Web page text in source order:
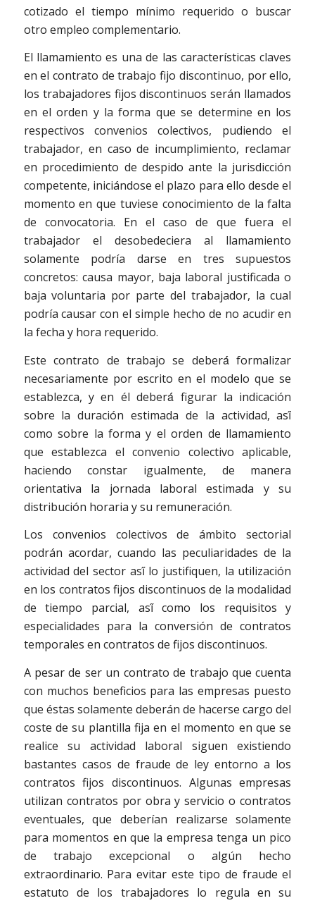
cotizado el tiempo mínimo requerido o buscar
otro empleo complementario.
El llamamiento es una de las características claves
en el contrato de trabajo fijo discontinuo, por ello,
los trabajadores fijos discontinuos serán llamados
en el orden y la forma que se determine en los
respectivos convenios colectivos, pudiendo el
trabajador, en caso de incumplimiento, reclamar
en procedimiento de despido ante la jurisdicción
competente, iniciándose el plazo para ello desde el
momento en que tuviese conocimiento de la falta
de convocatoria. En el caso de que fuera el
trabajador el desobedeciera al llamamiento
solamente podría darse en tres supuestos
concretos: causa mayor, baja laboral justificada o
baja voluntaria por parte del trabajador, la cual
podría causar con el simple hecho de no acudir en
la fecha y hora requerido.
Este contrato de trabajo se deberá́ formalizar
necesariamente por escrito en el modelo que se
establezca, y en él deberá́ figurar la indicación
sobre la duración estimada de la actividad, así́
como sobre la forma y el orden de llamamiento
que establezca el convenio colectivo aplicable,
haciendo constar igualmente, de manera
orientativa la jornada laboral estimada y su
distribución horaria y su remuneración.
Los convenios colectivos de ámbito sectorial
podrán acordar, cuando las peculiaridades de la
actividad del sector así́ lo justifiquen, la utilización
en los contratos fijos discontinuos de la modalidad
de tiempo parcial, así́ como los requisitos y
especialidades para la conversión de contratos
temporales en contratos de fijos discontinuos.
A pesar de ser un contrato de trabajo que cuenta
con muchos beneficios para las empresas puesto
que éstas solamente deberán de hacerse cargo del
coste de su plantilla fija en el momento en que se
realice su actividad laboral siguen existiendo
bastantes casos de fraude de ley entorno a los
contratos fijos discontinuos. Algunas empresas
utilizan contratos por obra y servicio o contratos
eventuales, que deberían realizarse solamente
para momentos en que la empresa tenga un pico
de trabajo excepcional o algún hecho
extraordinario. Para evitar este tipo de fraude el
estatuto de los trabajadores lo regula en su